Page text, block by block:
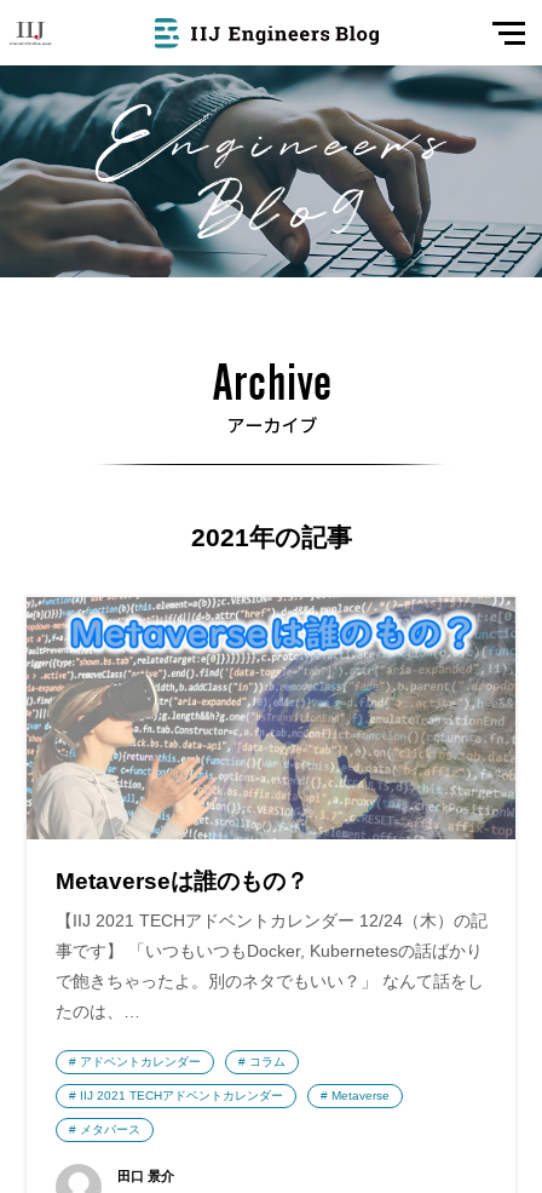
2021年の記事
Metaverseは誰のもの？
【IIJ 2021 TECHアドベントカレンダー 12/24（木）の記
事です】 「いつもいつもDocker, Kubernetesの話ばかり
で飽きちゃったよ。別のネタでもいい？」 なんて話をし
たのは、…
田口 景介
アドベントカレンダー コラム
IIJ 2021 TECHアドベントカレンダー Metaverse
メタバース